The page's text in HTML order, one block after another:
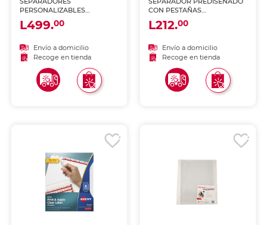
PERSONALIZABLES
BLANCOS 5 PESTAÑAS 5
JUEGOS
L499.00
Envío a domicilio
Recoge en tienda
CON PESTAÑAS
MULTICOLOR 1-31
L212.00
Envío a domicilio
Recoge en tienda